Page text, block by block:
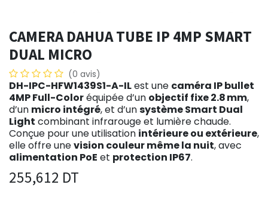
CAMERA DAHUA TUBE IP 4MP SMART
DUAL MICRO
(0 avis)
DH-IPC-HFW1439S1-A-ILest une caméra IP bullet
4MP Full-Coloréquipée d’un objectif fixe 2.8 mm,
d’un micro intégré, et d’unsystème Smart Dual
Light combinant infrarouge et lumière chaude.
Conçue pour une utilisation intérieure ou extérieure,
elle offre unevision couleur même la nuit, avec
alimentation PoE et protection IP67.
255,612 DT